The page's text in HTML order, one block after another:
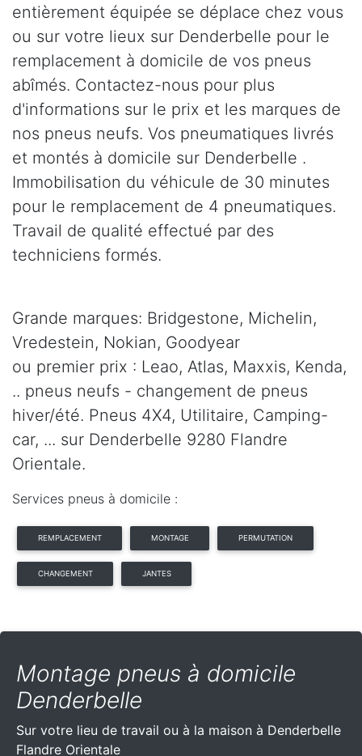
entièrement équipée se déplace chez vous
ou sur votre lieux sur Denderbelle pour le
remplacement à domicile de vos pneus
abîmés. Contactez-nous pour plus
d'informations sur le prix et les marques de
nos pneus neufs. Vos pneumatiques livrés
et montés à domicile sur Denderbelle .
Immobilisation du véhicule de 30 minutes
pour le remplacement de 4 pneumatiques.
Travail de qualité effectué par des
techniciens formés.
Grande marques: Bridgestone, Michelin,
Vredestein, Nokian, Goodyear
ou premier prix : Leao, Atlas, Maxxis, Kenda,
.. pneus neufs - changement de pneus
hiver/été. Pneus 4X4, Utilitaire, Camping-
car, ... sur Denderbelle 9280 Flandre
Orientale.
Services pneus à domicile :
REMPLACEMENT MONTAGE PERMUTATION
CHANGEMENT JANTES
Montage pneus à domicile
Denderbelle
Sur votre lieu de travail ou à la maison à Denderbelle
Flandre Orientale